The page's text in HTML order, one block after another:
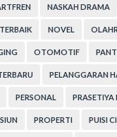
NASKAH DRAMA
NOVEL
OTOMOTIF
PELANGGARAN
PERSONAL PRASETIYA
PROPERTI PUISI